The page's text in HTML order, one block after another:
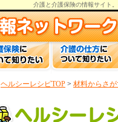
介護と介護保険の情報サイト。
ヘルシーレシピTOP > 材料からさが